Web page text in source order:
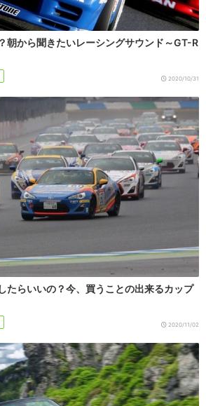
朝から聞きたいレーシングサウンド～GT-R
2020/10/31
たらいいの？今、買うことの出来るカップ
2020/11/02